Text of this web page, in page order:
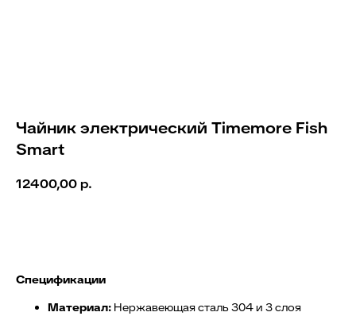
Чайник электрический Timemore Fish
Smart
12400,00р.
Спецификации
Материал: Нержавеющая сталь 304 и 3 слоя